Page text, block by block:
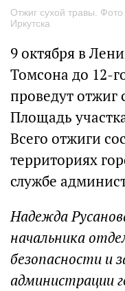
Отжиг сухой травы.
Иркутска
9 октября в
Томсона до 12-
проведут отжиг
Площадь
Всего отжиги
территориях
службе
Надежда
начальника
безопасности и
администрации